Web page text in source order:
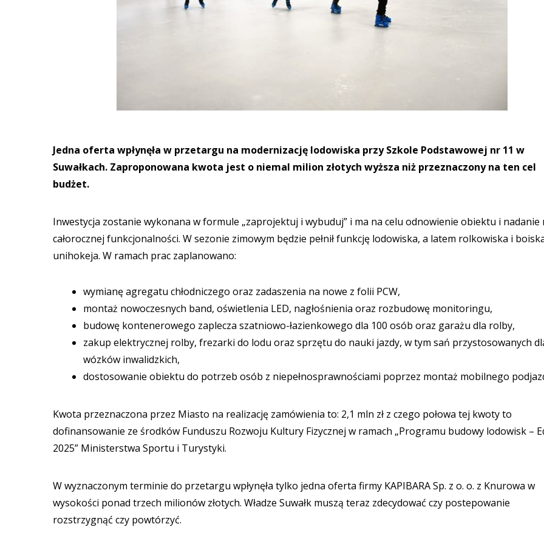
Jedna oferta wpłynęła w przetargu na modernizację lodowiska przy Szkole Podstawowej nr 11 w
Suwałkach. Zaproponowana kwota jest o niemal milion złotych wyższa niż przeznaczony na ten cel
budżet.
Inwestycja zostanie wykonana w formule „zaprojektuj i wybuduj” i ma na celu odnowienie obiektu i nadanie
całorocznej funkcjonalności. W sezonie zimowym będzie pełnił funkcję lodowiska, a latem rolkowiska i
unihokeja. W ramach prac zaplanowano:
wymianę agregatu chłodniczego oraz zadaszenia na nowe z folii PCW,
montaż nowoczesnych band, oświetlenia LED, nagłośnienia oraz rozbudowę monitoringu,
budowę kontenerowego zaplecza szatniowo-łazienkowego dla 100 osób oraz garażu dla rolby,
zakup elektrycznej rolby, frezarki do lodu oraz sprzętu do nauki jazdy, w tym sań przystosowanych
wózków inwalidzkich,
dostosowanie obiektu do potrzeb osób z niepełnosprawnościami poprzez montaż mobilnego
Kwota przeznaczona przez Miasto na realizację zamówienia to: 2,1 mln zł z czego połowa tej kwoty to
dofinansowanie ze środków Funduszu Rozwoju Kultury Fizycznej w ramach „Programu budowy lodowisk –
2025” Ministerstwa Sportu i Turystyki.
W wyznaczonym terminie do przetargu wpłynęła tylko jedna oferta firmy KAPIBARA Sp. z o. o. z Knurowa w
wysokości ponad trzech milionów złotych. Władze Suwałk muszą teraz zdecydować czy postepowanie
rozstrzygnąć czy powtórzyć.